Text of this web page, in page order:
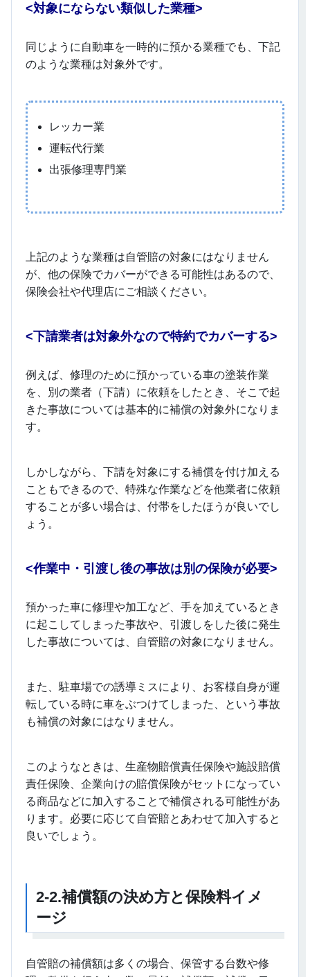
<対象にならない類似した業種>
同じように自動車を一時的に預かる業種でも、下記
のような業種は対象外です。
レッカー業
運転代行業
出張修理専門業
上記のような業種は自管賠の対象にはなりません
が、他の保険でカバーができる可能性はあるので、
保険会社や代理店にご相談ください。
<下請業者は対象外なので特約でカバーする>
例えば、修理のために預かっている車の塗装作業
を、別の業者（下請）に依頼をしたとき、そこで起
きた事故については基本的に補償の対象外になりま
す。
しかしながら、下請を対象にする補償を付け加える
こともできるので、特殊な作業などを他業者に依頼
することが多い場合は、付帯をしたほうが良いでし
ょう。
<作業中・引渡し後の事故は別の保険が必要>
預かった車に修理や加工など、手を加えているとき
に起こしてしまった事故や、引渡しをした後に発生
した事故については、自管賠の対象になりません。
また、駐車場での誘導ミスにより、お客様自身が運
転している時に車をぶつけてしまった、という事故
も補償の対象にはなりません。
このようなときは、生産物賠償責任保険や施設賠償
責任保険、企業向けの賠償保険がセットになってい
る商品などに加入することで補償される可能性があ
ります。必要に応じて自管賠とあわせて加入すると
良いでしょう。
2-2.補償額の決め方と保険料イメ
ージ
自管賠の補償額は多くの場合、保管する台数や修